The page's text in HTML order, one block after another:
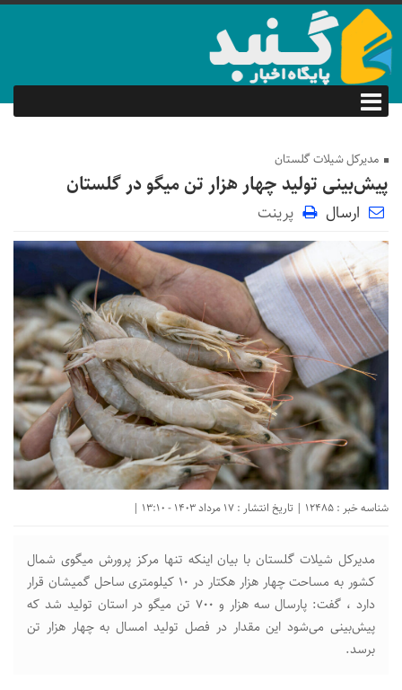
مدیرکل شیلات گلستان
پیش‌بینی تولید چهار هزار تن میگو در گلستان
ارسال پرینت
شناسه خبر : 12485 | تاریخ انتشار : 17 مرداد 1403 - 13:10 |
مدیرکل شیلات گلستان با بیان اینکه تنها مرکز پرورش میگوی شمال
کشور به مساحت چهار هزار هکتار در ۱۰ کیلومتری ساحل گمیشان قرار
دارد ، گفت: پارسال سه هزار و ۷۰۰ تن میگو در استان تولید شد که
پیش‌بینی‌ می‌شود این مقدار در فصل تولید امسال به چهار هزار تن
برسد.